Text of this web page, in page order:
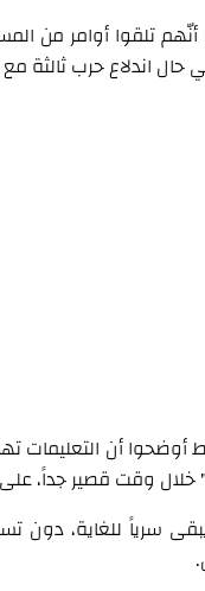
تلقوا أوامر من
حال اندلاع حرب ثالثة مع
أوضحوا أن التعليمات
خلال وقت قصير جداً،
سرياً للغاية، دون